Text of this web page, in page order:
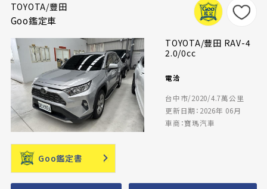
TOYOTA/豐田
Goo鑑定車
TOYOTA/豐田 RAV-4
2.0/0cc
電洽
台中市/2020/4.7萬公里
更新日期：2026年 06月
車商：寶瑪汽車
Goo鑑定書